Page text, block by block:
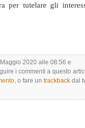
per tutelare gli
2020 alle 08:56 e
i commenti a questo
, o fare un trackback dal